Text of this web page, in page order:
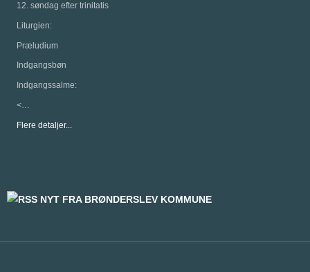
12. søndag efter trinitatis
Liturgien:
Præludium
Indgangsbøn
Indgangssalme:
<…
Flere detaljer...
NYT FRA BRØNDERSLEV KOMMUNE